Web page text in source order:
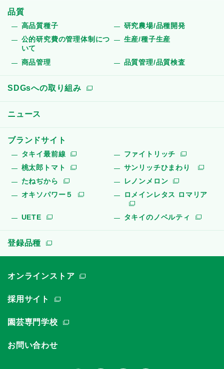
品質
高品質種子
研究農場/品種開発
公的研究費の管理体制につ
いて
生産/種子生産
商品管理 品質管理/品質検査
SDGsへの取り組み
ニュース
ブランドサイト
タキイ最前線
ファイトリッチ
桃太郎トマト
サンリッチひまわり
たねぢから
レノンメロン
オキソパワー５
ロメインレタス ロマリア
UETE タキイのノベルティ
登録品種
オンラインストア
採用サイト
園芸専門学校
お問い合わせ